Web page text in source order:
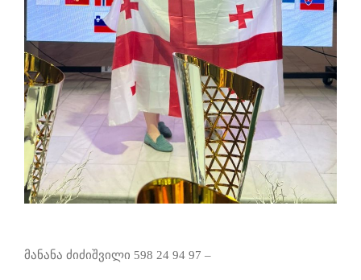
მანანა ძიძიშვილი 598 24 94 97 –